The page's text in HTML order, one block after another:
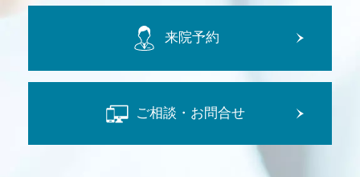
来院予約
ご相談・お問合せ